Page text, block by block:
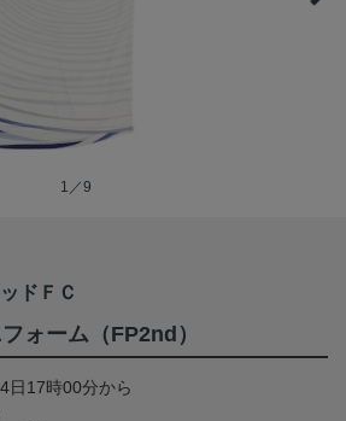
1／9
ドＦＣ
ォーム（FP2nd）
日17時00分から